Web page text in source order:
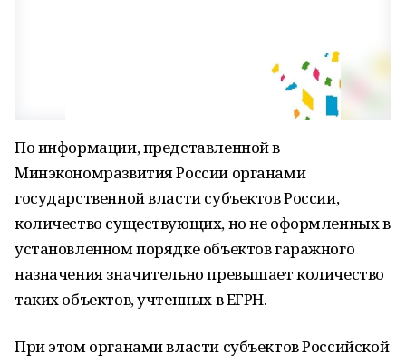
По информации, представленной в
Минэкономразвития России органами
государственной власти субъектов России,
количество существующих, но не оформленных в
установленном порядке объектов гаражного
назначения значительно превышает количество
таких объектов, учтенных в ЕГРН.
При этом органами власти субъектов Российской